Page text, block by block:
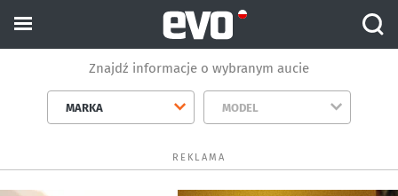
Znajdź informacje o wybranym aucie
MARKA MODEL
REKLAMA